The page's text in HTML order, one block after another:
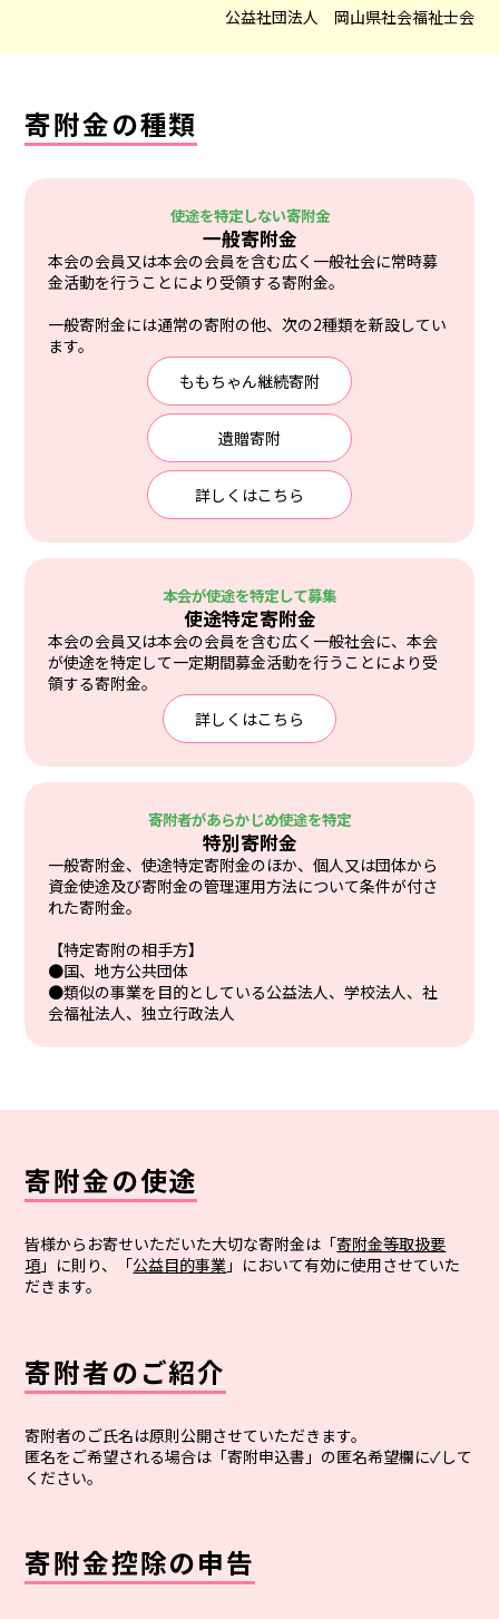
公益社団法人 岡山県社会福祉士会
寄附金の種類
使途を特定しない寄附金
一般寄附金
本会の会員又は本会の会員を含む広く一般社会に常時募
金活動を行うことにより受領する寄附金。
一般寄附金には通常の寄附の他、次の2種類を新設してい
ます。
ももちゃん継続寄附
遺贈寄附
詳しくはこちら
本会が使途を特定して募集
使途特定寄附金
本会の会員又は本会の会員を含む広く一般社会に、本会
が使途を特定して一定期間募金活動を行うことにより受
領する寄附金。
詳しくはこちら
寄附者があらかじめ使途を特定
特別寄附金
一般寄附金、使途特定寄附金のほか、個人又は団体から
資金使途及び寄附金の管理運用方法について条件が付さ
れた寄附金。
【特定寄附の相手方】
●国、地方公共団体
●類似の事業を目的としている公益法人、学校法人、社
会福祉法人、独立行政法人
寄附金の使途
皆様からお寄せいただいた大切な寄附金は「寄附金等取扱要
項 」に則り、「公益目的事業 」において有効に使用させていた
だきます。
寄附者のご紹介
寄附者のご氏名は原則公開させていただきます。
匿名をご希望される場合は「寄附申込書」の匿名希望欄に✓して
ください。
寄附金控除の申告